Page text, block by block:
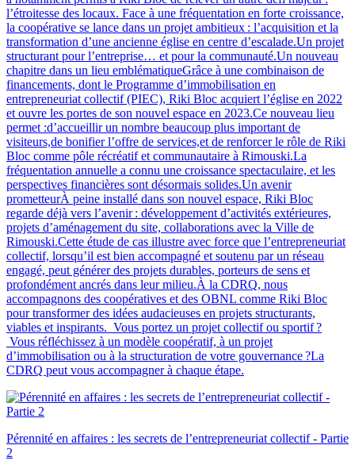
l’étroitesse des locaux. Face à une fréquentation en forte croissance,
la coopérative se lance dans un projet ambitieux : l’acquisition et la
transformation d’une ancienne église en centre d’escalade.Un projet
structurant pour l’entreprise… et pour la communauté.Un nouveau
chapitre dans un lieu emblématiqueGrâce à une combinaison de
financements, dont le Programme d’immobilisation en
entrepreneuriat collectif (PIEC), Riki Bloc acquiert l’église en 2022
et ouvre les portes de son nouvel espace en 2023.Ce nouveau lieu
permet :d’accueillir un nombre beaucoup plus important de
visiteurs,de bonifier l’offre de services,et de renforcer le rôle de Riki
Bloc comme pôle récréatif et communautaire à Rimouski.La
fréquentation annuelle a connu une croissance spectaculaire, et les
perspectives financières sont désormais solides.Un avenir
prometteurÀ peine installé dans son nouvel espace, Riki Bloc
regarde déjà vers l’avenir : développement d’activités extérieures,
projets d’aménagement du site, collaborations avec la Ville de
Rimouski.Cette étude de cas illustre avec force que l’entrepreneuriat
collectif, lorsqu’il est bien accompagné et soutenu par un réseau
engagé, peut générer des projets durables, porteurs de sens et
profondément ancrés dans leur milieu.À la CDRQ, nous
accompagnons des coopératives et des OBNL comme Riki Bloc
pour transformer des idées audacieuses en projets structurants,
viables et inspirants. Vous portez un projet collectif ou sportif ?
Vous réfléchissez à un modèle coopératif, à un projet
d’immobilisation ou à la structuration de votre gouvernance ?La
CDRQ peut vous accompagner à chaque étape.
Pérennité en affaires : les secrets de l’entrepreneuriat collectif - Partie
2